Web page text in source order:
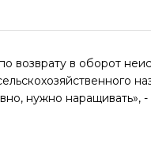
возврату в оборот
нужно наращивать»,